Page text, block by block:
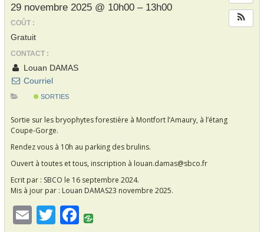
29 novembre 2025 @ 10h00 – 13h00
COÛT :
Gratuit
CONTACT :
Louan DAMAS
Courriel
SORTIES
Sortie sur les bryophytes forestière à Montfort l’Amaury, à l’étang
Coupe-Gorge.
Rendez vous à 10h au parking des brulins.
Ouvert à toutes et tous, inscription à louan.damas@sbco.fr
Ecrit par : SBCO le 16 septembre 2024.
Mis à jour par : Louan DAMAS23 novembre 2025.
E T F